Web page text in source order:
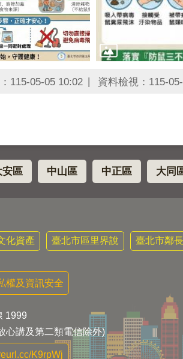
115-05-05 10:02 資料檢視：115-
安區 中山區 中正區 大同
化資產 臺北市區里界說 臺北市鄰
權及資訊安全
1999
心講及第二類電信除外)
K9rpWj